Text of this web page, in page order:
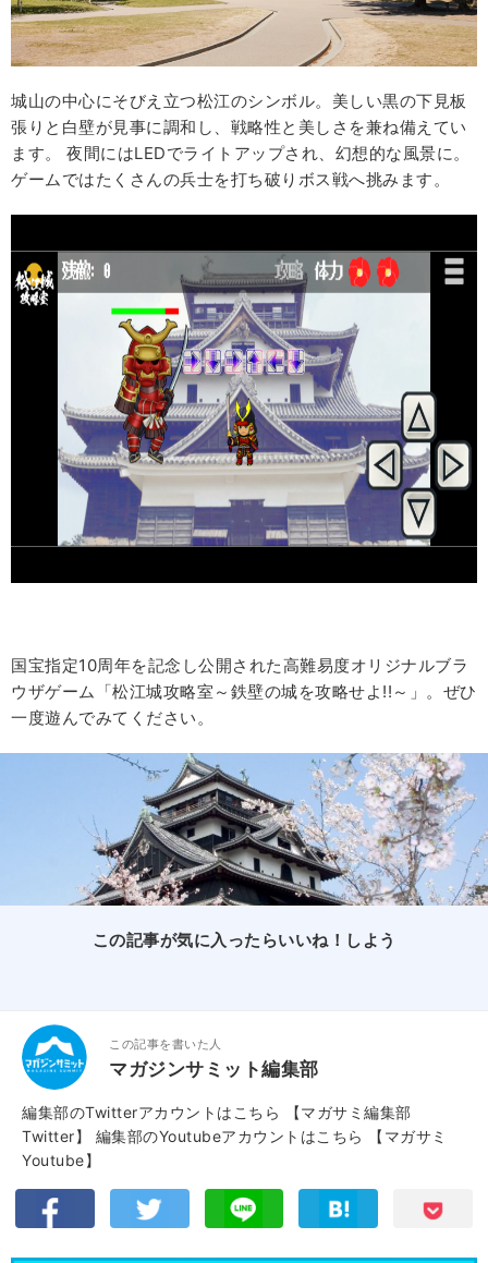
城山の中心にそびえ立つ松江のシンボル。美しい黒の下見板
張りと白壁が見事に調和し、戦略性と美しさを兼ね備えてい
ます。 夜間にはLEDでライトアップされ、幻想的な風景に。
ゲームではたくさんの兵士を打ち破りボス戦へ挑みます。
国宝指定10周年を記念し公開された高難易度オリジナルブラ
ウザゲーム「松江城攻略室～鉄壁の城を攻略せよ!!～」。ぜひ
一度遊んでみてください。
この記事が気に入ったらいいね！しよう
この記事を書いた人
マガジンサミット編集部
編集部のTwitterアカウントはこちら
【マガサミ編集部
Twitter】
編集部のYoutubeアカウントはこちら
【マガサミ
Youtube】